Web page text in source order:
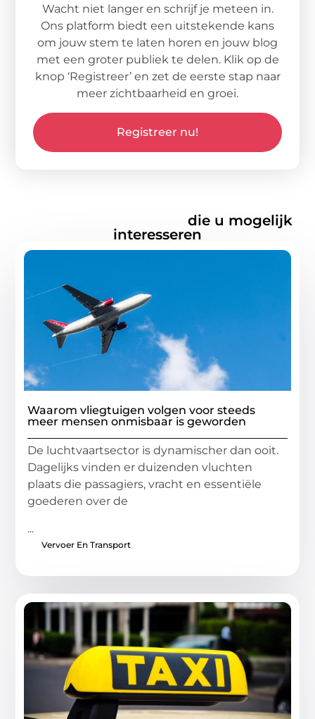
Wacht niet langer en schrijf je meteen in.
Ons platform biedt een uitstekende kans
om jouw stem te laten horen en jouw blog
met een groter publiek te delen. Klik op de
knop ‘Registreer’ en zet de eerste stap naar
meer zichtbaarheid en groei.
Registreer nu!
die u mogelijk
interesseren
Waarom vliegtuigen volgen voor steeds
meer mensen onmisbaar is geworden
De luchtvaartsector is dynamischer dan ooit.
Dagelijks vinden er duizenden vluchten
plaats die passagiers, vracht en essentiële
goederen over de
...
Vervoer En Transport